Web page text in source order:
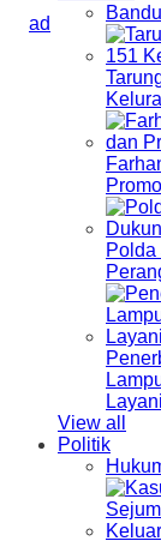
View all
Politik